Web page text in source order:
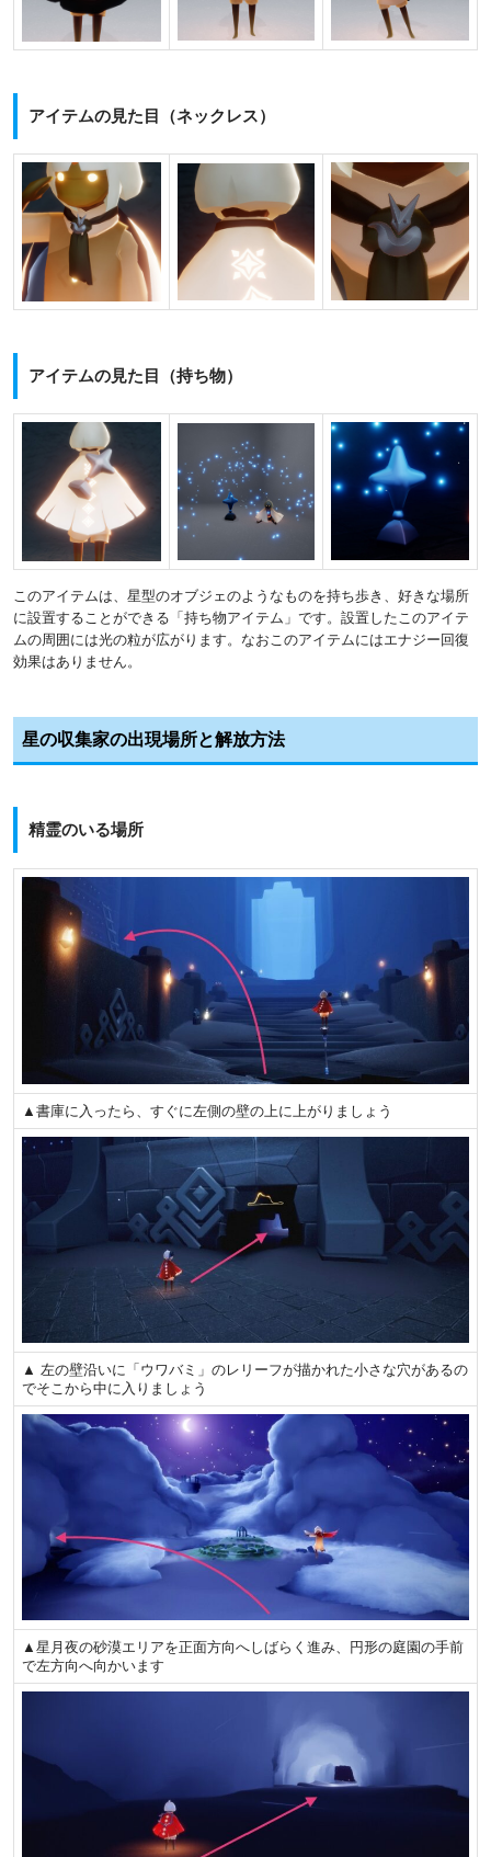
アイテムの見た目（ネックレス）
アイテムの見た目（持ち物）
このアイテムは、星型のオブジェのようなものを持ち歩き、好きな場所
に設置することができる「持ち物アイテム」です。設置したこのアイテ
ムの周囲には光の粒が広がります。なおこのアイテムにはエナジー回復
効果はありません。
星の収集家の出現場所と解放方法
精霊のいる場所
▲書庫に入ったら、すぐに左側の壁の上に上がりましょう
▲ 左の壁沿いに「ウワバミ」のレリーフが描かれた小さな穴があるの
でそこから中に入りましょう
▲星月夜の砂漠エリアを正面方向へしばらく進み、円形の庭園の手前
で左方向へ向かいます